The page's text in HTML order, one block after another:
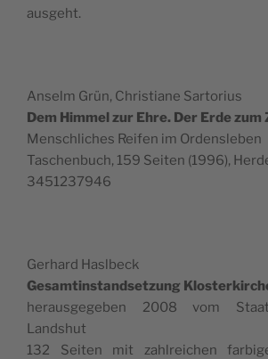
ausgeht.
Anselm Grün, Chris­tiane Sartorius
Dem Him­mel zur Ehre. Der Erde zum
Men­schlich­es Reifen im Ordensleben
Taschen­buch, 159 Seit­en (1996),
3451237946
Ger­hard Haslbeck
Gesamtin­stand­set­zung
her­aus­gegeben 2008 vom
Landshut
132 Seit­en mit zahlre­ichen